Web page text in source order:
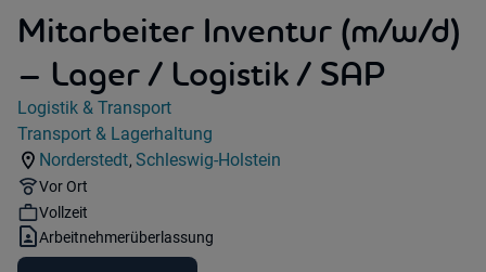
Mitarbeiter Inventur (m/w/d)
– Lager / Logistik / SAP
Jobdetails
Kategorie:
Logistik & Transport
Industry:
Transport & Lagerhaltung
Standorte:
Norderstedt,
Region:
Schleswig-Holstein
Remote Option:
Vor Ort
Workhours:
Vollzeit
Vertragsart:
Arbeitnehmerüberlassung